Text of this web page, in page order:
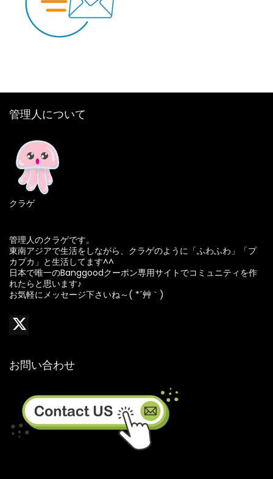
管理人について
クラゲ
管理人のクラゲです。
東南アジアで生活をしながら、クラゲのように「ふわふわ」「プ
カプカ」と生活してます^^
日本で唯一のBanggoodクーポン専用サイトでコミュニティを作
れたらと思います♪
お気軽にメッセージ下さいね～( *´艸｀)
お問い合わせ